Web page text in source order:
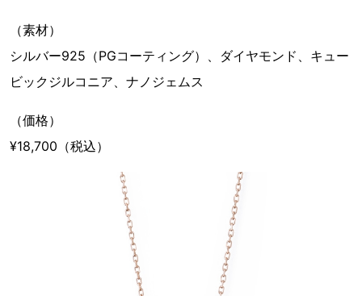
（素材）
シルバー925（PGコーティング）、ダイヤモンド、キュー
ビックジルコニア、ナノジェムス
（価格）
¥18,700（税込）